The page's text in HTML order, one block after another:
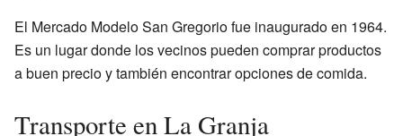
El Mercado Modelo San Gregorio fue inaugurado en 1964.
Es un lugar donde los vecinos pueden comprar productos
a buen precio y también encontrar opciones de comida.
Transporte en La Granja